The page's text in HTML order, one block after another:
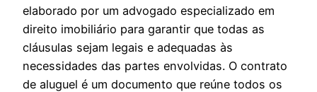
elaborado por um advogado especializado em
direito imobiliário para garantir que todas as
cláusulas sejam legais e adequadas às
necessidades das partes envolvidas. O contrato
de aluguel é um documento que reúne todos os